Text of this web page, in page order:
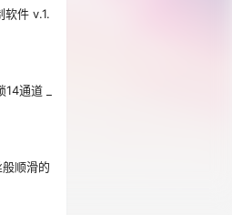
软件 v.1.
通道 _
顺滑的